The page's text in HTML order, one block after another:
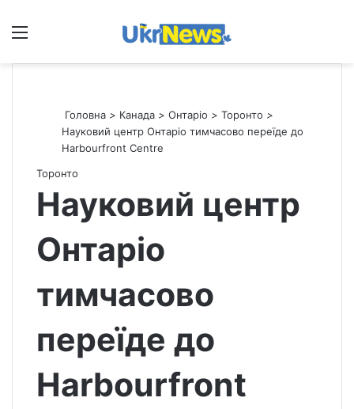
Меню
Головна > Канада > Онтаріо > Торонто >
Науковий центр Онтаріо тимчасово переїде до
Harbourfront Centre
Торонто
Науковий центр
Онтаріо
тимчасово
переїде до
Harbourfront